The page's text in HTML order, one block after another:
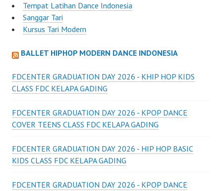
Tempat Latihan Dance Indonesia
Sanggar Tari
Kursus Tari Modern
BALLET HIPHOP MODERN DANCE INDONESIA
FDCENTER GRADUATION DAY 2026 - KHIP HOP KIDS
CLASS FDC KELAPA GADING
FDCENTER GRADUATION DAY 2026 - KPOP DANCE
COVER TEENS CLASS FDC KELAPA GADING
FDCENTER GRADUATION DAY 2026 - HIP HOP BASIC
KIDS CLASS FDC KELAPA GADING
FDCENTER GRADUATION DAY 2026 - KPOP DANCE